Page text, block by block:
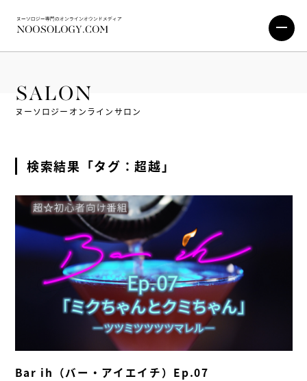
SALON
ヌーソロジーオンラインサロン
検索結果「タグ：超越」
Bar ih（バー・アイエイチ）Ep.07